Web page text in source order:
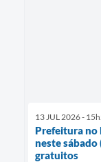
13 JUL 2026 -
Prefeitura no
neste
gratuitos